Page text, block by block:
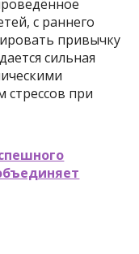
с раннего
привычку
сильная
стрессов при